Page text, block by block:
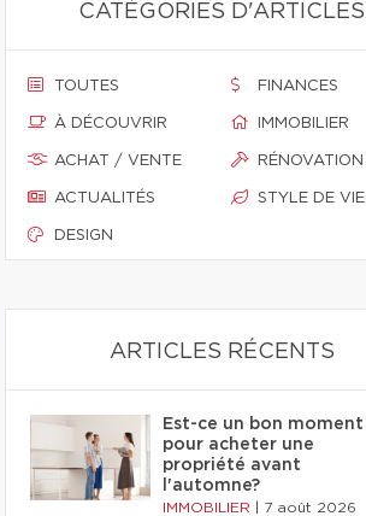
CATÉGORIES D'ARTICLES
TOUTES
À DÉCOUVRIR
ACHAT / VENTE
ACTUALITÉS
DESIGN
FINANCES
IMMOBILIER
RÉNOVATION
STYLE DE VIE
ARTICLES RÉCENTS
Est-ce un bon moment
pour acheter une
propriété avant
l'automne?
IMMOBILIER 7 août 2026